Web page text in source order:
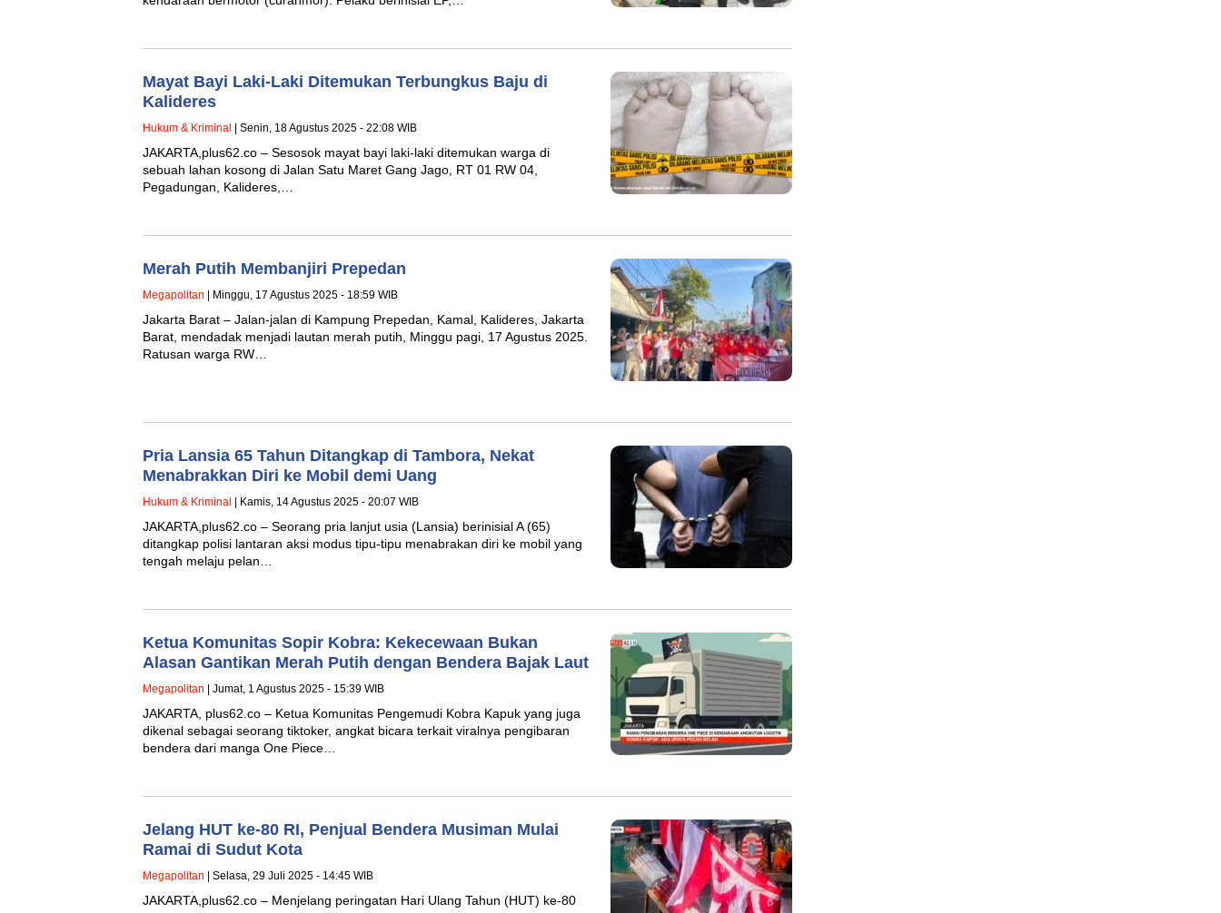
Mayat Bayi Laki-Laki Ditemukan Terbungkus Baju di
Kalideres
Hukum & Kriminal | Senin, 18 Agustus 2025 - 22:08 WIB
JAKARTA,plus62.co – Sesosok mayat bayi laki-laki ditemukan warga di
sebuah lahan kosong di Jalan Satu Maret Gang Jago, RT 01 RW 04,
Pegadungan, Kalideres,…
Merah Putih Membanjiri Prepedan
Megapolitan | Minggu, 17 Agustus 2025 - 18:59 WIB
Jakarta Barat – Jalan-jalan di Kampung Prepedan, Kamal, Kalideres, Jakarta
Barat, mendadak menjadi lautan merah putih, Minggu pagi, 17 Agustus 2025.
Ratusan warga RW…
Pria Lansia 65 Tahun Ditangkap di Tambora, Nekat
Menabrakkan Diri ke Mobil demi Uang
Hukum & Kriminal | Kamis, 14 Agustus 2025 - 20:07 WIB
JAKARTA,plus62.co – Seorang pria lanjut usia (Lansia) berinisial A (65)
ditangkap polisi lantaran aksi modus tipu-tipu menabrakan diri ke mobil yang
tengah melaju pelan…
Ketua Komunitas Sopir Kobra: Kekecewaan Bukan
Alasan Gantikan Merah Putih dengan Bendera Bajak Laut
Megapolitan | Jumat, 1 Agustus 2025 - 15:39 WIB
JAKARTA, plus62.co – Ketua Komunitas Pengemudi Kobra Kapuk yang juga
dikenal sebagai seorang tiktoker, angkat bicara terkait viralnya pengibaran
bendera dari manga One Piece…
Jelang HUT ke-80 RI, Penjual Bendera Musiman Mulai
Ramai di Sudut Kota
Megapolitan | Selasa, 29 Juli 2025 - 14:45 WIB
JAKARTA,plus62.co – Menjelang peringatan Hari Ulang Tahun (HUT) ke-80